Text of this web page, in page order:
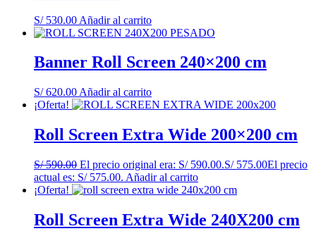
S/530.00 Añadir al carrito
Banner Roll Screen 240×200 cm
S/620.00 Añadir al carrito
¡Oferta!
Roll Screen Extra Wide 200×200 cm
S/590.00 El precio original era: S/ 590.00.S/575.00El precio
actual es: S/ 575.00. Añadir al carrito
¡Oferta!
Roll Screen Extra Wide 240X200 cm